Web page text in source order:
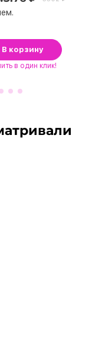
В корзину
в один клик!